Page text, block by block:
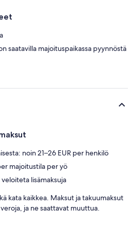
saatavilla majoituspaikassa pyynnöstä
noin 21–26 EUR per henkilö
majoitustila per yö
lisämaksuja
kata kaikkea. Maksut ja takuumaksut
ja ne saattavat muuttua.